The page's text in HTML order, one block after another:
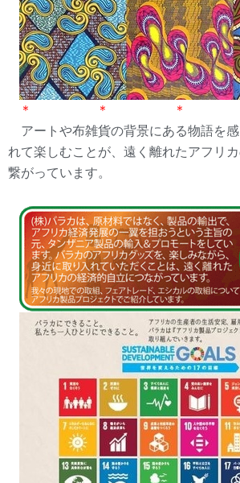
＊ ＊ ＊
アートや布雑貨の背景にある物語を
れて楽しむことが、遠く離れたアフリ
繋がっています。